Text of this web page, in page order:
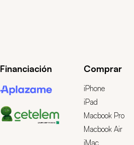
Financiación Comprar
iPhone
iPad
Macbook Pro
Macbook Air
iMac